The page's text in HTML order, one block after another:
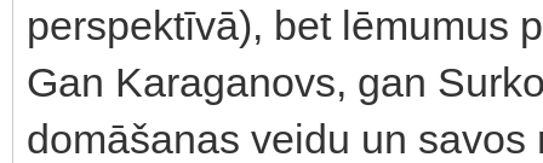
perspektīvā), bet lēmumus
Gan Karaganovs, gan
domāšanas veidu un